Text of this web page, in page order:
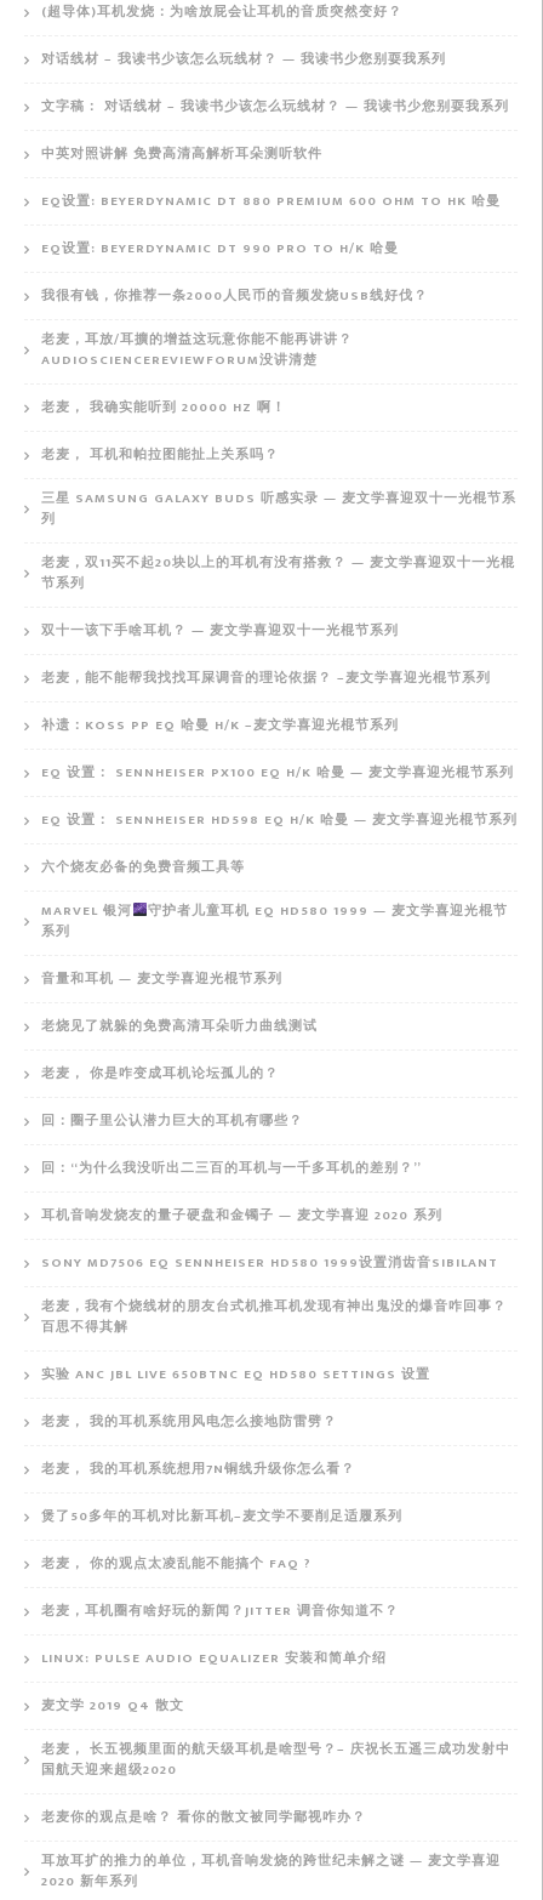
(超导体)耳机发烧：为啥放屁会让耳机的音质突然变好？
对话线材 – 我读书少该怎么玩线材？ — 我读书少您别耍我系列
文字稿： 对话线材 – 我读书少该怎么玩线材？ — 我读书少您别耍我系列
中英对照讲解 免费高清高解析耳朵测听软件
EQ设置: BEYERDYNAMIC DT 880 PREMIUM 600 OHM TO HK 哈曼
EQ设置: BEYERDYNAMIC DT 990 PRO TO H/K 哈曼
我很有钱，你推荐一条2000人民币的音频发烧USB线好伐？
老麦，耳放/耳擴的增益这玩意你能不能再讲讲？
AUDIOSCIENCEREVIEWFORUM没讲清楚
老麦， 我确实能听到 20000 HZ 啊！
老麦， 耳机和帕拉图能扯上关系吗？
三星 SAMSUNG GALAXY BUDS 听感实录 — 麦文学喜迎双十一光棍节系
列
老麦，双11买不起20块以上的耳机有没有搭救？ — 麦文学喜迎双十一光棍
节系列
双十一该下手啥耳机？ — 麦文学喜迎双十一光棍节系列
老麦，能不能帮我找找耳屎调音的理论依据？ –麦文学喜迎光棍节系列
补遗：KOSS PP EQ 哈曼 H/K –麦文学喜迎光棍节系列
EQ 设置： SENNHEISER PX100 EQ H/K 哈曼 — 麦文学喜迎光棍节系列
EQ 设置： SENNHEISER HD598 EQ H/K 哈曼 — 麦文学喜迎光棍节系列
六个烧友必备的免费音频工具等
MARVEL 银河
守护者儿童耳机 EQ HD580 1999 — 麦文学喜迎光棍节
系列
音量和耳机 — 麦文学喜迎光棍节系列
老烧见了就躲的免费高清耳朵听力曲线测试
老麦， 你是咋变成耳机论坛孤儿的？
回：圈子里公认潜力巨大的耳机有哪些？
回：“为什么我没听出二三百的耳机与一千多耳机的差别？”
耳机音响发烧友的量子硬盘和金镯子 — 麦文学喜迎 2020 系列
SONY MD7506 EQ SENNHEISER HD580 1999设置消齿音SIBILANT
老麦，我有个烧线材的朋友台式机推耳机发现有神出鬼没的爆音咋回事？
百思不得其解
实验 ANC JBL LIVE 650BTNC EQ HD580 SETTINGS 设置
老麦， 我的耳机系统用风电怎么接地防雷劈？
老麦， 我的耳机系统想用7N铜线升级你怎么看？
煲了50多年的耳机对比新耳机–麦文学不要削足适履系列
老麦， 你的观点太凌乱能不能搞个 FAQ ?
老麦，耳机圈有啥好玩的新闻？JITTER 调音你知道不？
LINUX: PULSE AUDIO EQUALIZER 安装和简单介绍
麦文学 2019 Q4 散文
老麦， 长五视频里面的航天级耳机是啥型号？– 庆祝长五遥三成功发射中
国航天迎来超级2020
老麦你的观点是啥？ 看你的散文被同学鄙视咋办？
耳放耳扩的推力的单位，耳机音响发烧的跨世纪未解之谜 — 麦文学喜迎
2020 新年系列